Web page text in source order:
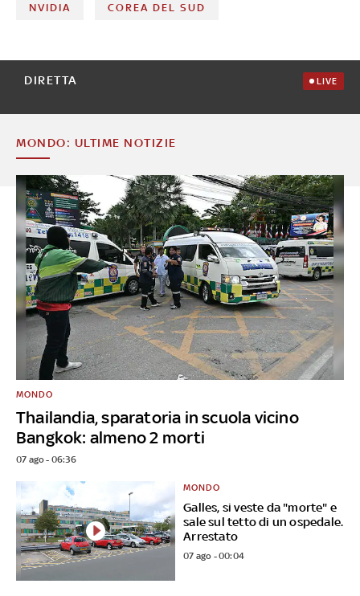
NVIDIA COREA DEL SUD
DIRETTA LIVE
MONDO: ULTIME NOTIZIE
Thailandia, sparatoria in scuola vicino
Bangkok: almeno 2 morti
MONDO
07 ago - 06:36
Galles, si veste da "morte" e
sale sul tetto di un ospedale.
Arrestato
MONDO
07 ago - 00:04